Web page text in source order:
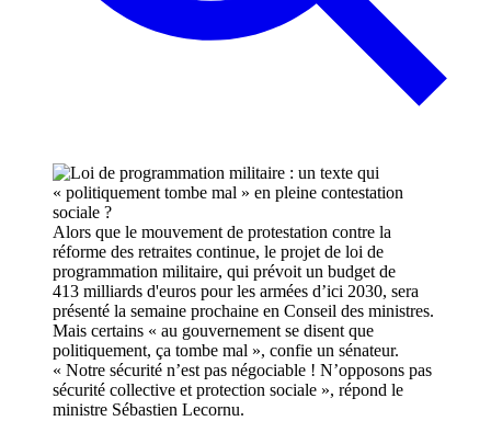
Alors que le mouvement de protestation contre la
réforme des retraites continue, le projet de loi de
programmation militaire, qui prévoit un budget de
413 milliards d'euros pour les armées d’ici 2030, sera
présenté la semaine prochaine en Conseil des ministres.
Mais certains « au gouvernement se disent que
politiquement, ça tombe mal », confie un sénateur.
« Notre sécurité n’est pas négociable ! N’opposons pas
sécurité collective et protection sociale », répond le
ministre Sébastien Lecornu.